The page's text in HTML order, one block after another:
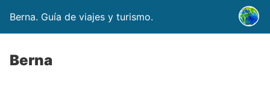
Berna. Guía de viajes y turismo.
Berna